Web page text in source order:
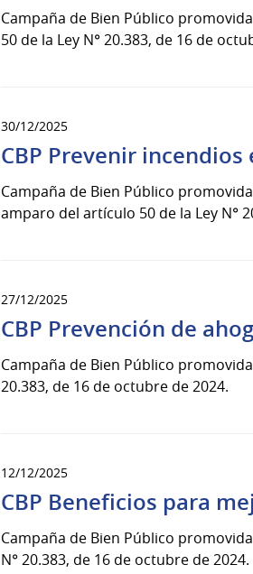
Campaña de Bien Público
50 de la Ley N° 20.383, de 16 de
30/12/2025
CBP Prevenir
Campaña de Bien Público
amparo del artículo 50 de la Ley N°
27/12/2025
CBP Prevención de
Campaña de Bien Público
20.383, de 16 de octubre de 2024.
12/12/2025
CBP Beneficios para
Campaña de Bien Público
N° 20.383, de 16 de octubre de 2024.